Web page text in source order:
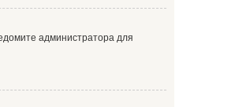
администратора для